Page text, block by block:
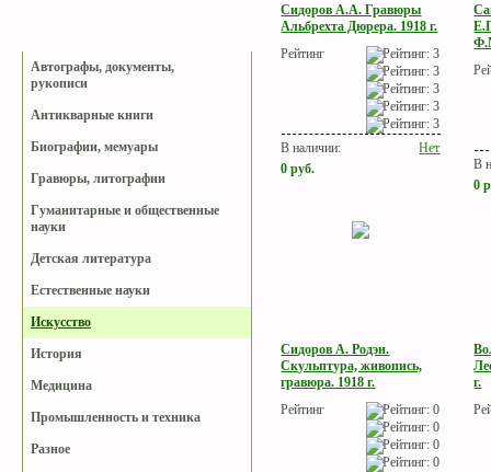
Автографы, документы,
рукописи
Антикварные книги
Биографии, мемуары
Гравюры, литографии
Гуманитарные и общественные
науки
Детская литература
Естественные науки
Искусство
История
Медицина
Промышленность и техника
Разное
Сидоров А.А. Гравюры
Альбрехта Дюрера. 1918 г.
Рейтинг
В наличии:
Нет
0руб.
В
0
Сидоров А. Родэн.
Скульптура, живопись,
гравюра. 1918 г.
Рейтинг
г.